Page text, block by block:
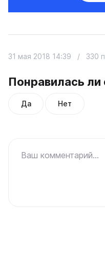
Понравилась ли
Да Нет
31 мая 2018 14:39 / 330
Ваш комментарий...